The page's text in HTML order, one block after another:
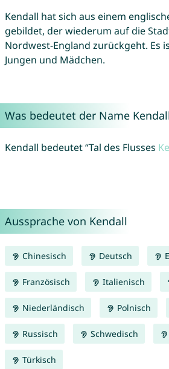
Kendall hat sich aus einem
gebildet, der wiederum auf die
Nordwest-England zurückgeht. Es
Jungen und Mädchen.
Was bedeutet der Name
Kendall bedeutet “Tal des Flusses
Aussprache von Kendall
Chinesisch Deutsch
Französisch Italienisch
Niederländisch Polnisch
Russisch Schwedisch
Türkisch